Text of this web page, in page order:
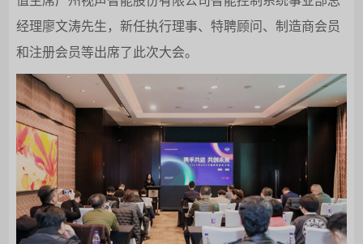
经理廖文涛先生，新任执行理事、特聘顾问、制造商会员
和注册会员等出席了此次大会。